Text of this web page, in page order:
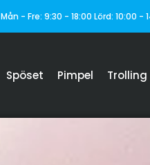
Mån - Fre: 9:30 - 18:00 Lörd: 10:00 -
Spöset Pimpel Trolling